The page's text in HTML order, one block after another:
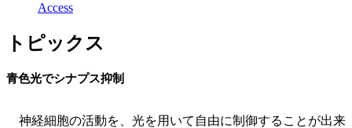
Access
トピックス
青色光でシナプス抑制
神経細胞の活動を、光を用いて自由に制御することが出来